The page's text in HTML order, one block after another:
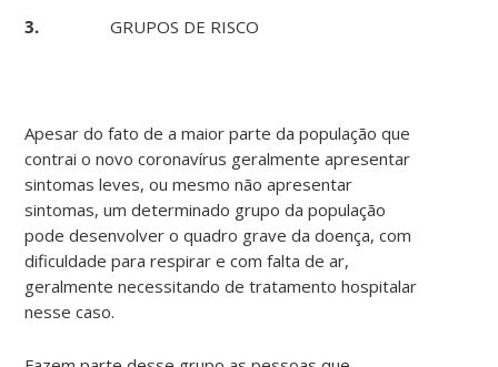
3.GRUPOS DE RISCO
Apesar do fato de a maior parte da população que
contrai o novo coronavírus geralmente apresentar
sintomas leves, ou mesmo não apresentar
sintomas, um determinado grupo da população
pode desenvolver o quadro grave da doença, com
dificuldade para respirar e com falta de ar,
geralmente necessitando de tratamento hospitalar
nesse caso.